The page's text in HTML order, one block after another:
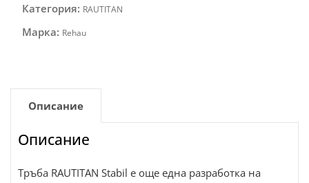
Категория: RAUTITAN
Марка: Rehau
Описание
Описание
Тръба RAUTITAN Stabil е още една разработка на